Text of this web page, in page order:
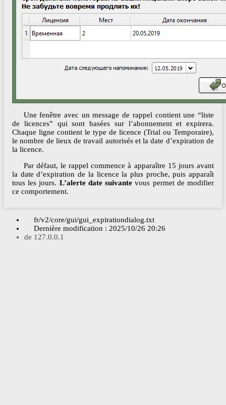
Une fenêtre avec un message de rappel contient une “liste
de licences” qui sont basées sur l’abonnement et expirera.
Chaque ligne contient le type de licence (Trial ou Temporaire),
le nombre de lieux de travail autorisés et la date d’expiration de
la licence.
Par défaut, le rappel commence à apparaître 15 jours avant
la date d’expiration de la licence la plus proche, puis apparaît
tous les jours. L’alerte date suivante vous permet de modifier
ce comportement.
fr/v2/core/gui/gui_expirationdialog.txt
Dernière modification : 2025/10/26 20:26
de 127.0.0.1